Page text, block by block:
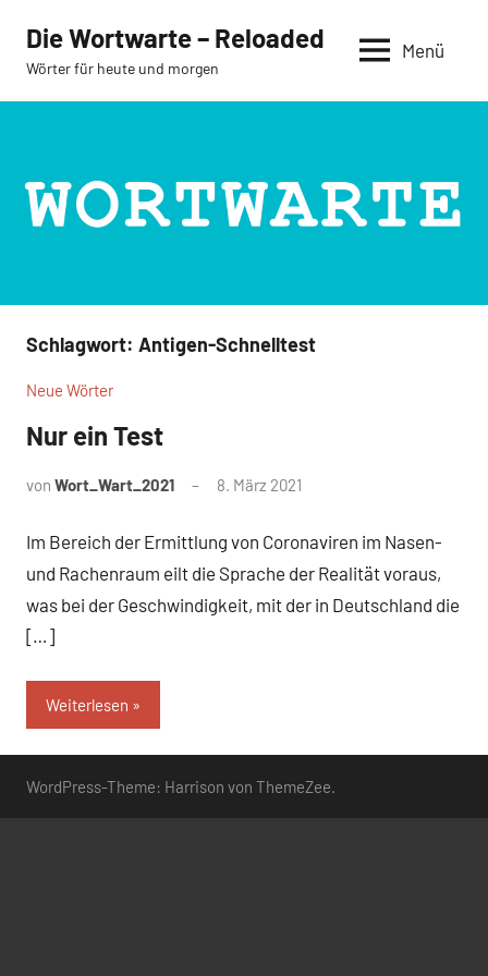
Inhalt
springen
Die Wortwarte – Reloaded
Wörter für heute und morgen
Menü
Schlagwort: Antigen-Schnelltest
Neue Wörter
Nur ein Test
von Wort_Wart_2021 8. März 2021
Im Bereich der Ermittlung von Coronaviren im Nasen-
und Rachenraum eilt die Sprache der Realität voraus,
was bei der Geschwindigkeit, mit der in Deutschland die
[…]
Weiterlesen
WordPress-Theme: Harrison von ThemeZee.